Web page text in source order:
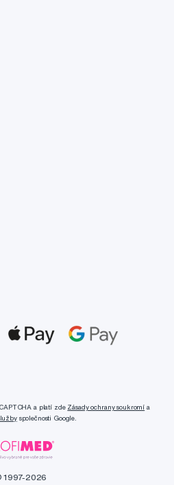
a platí zde Zásady ochrany soukromí a
společnosti Google.
1997-2026